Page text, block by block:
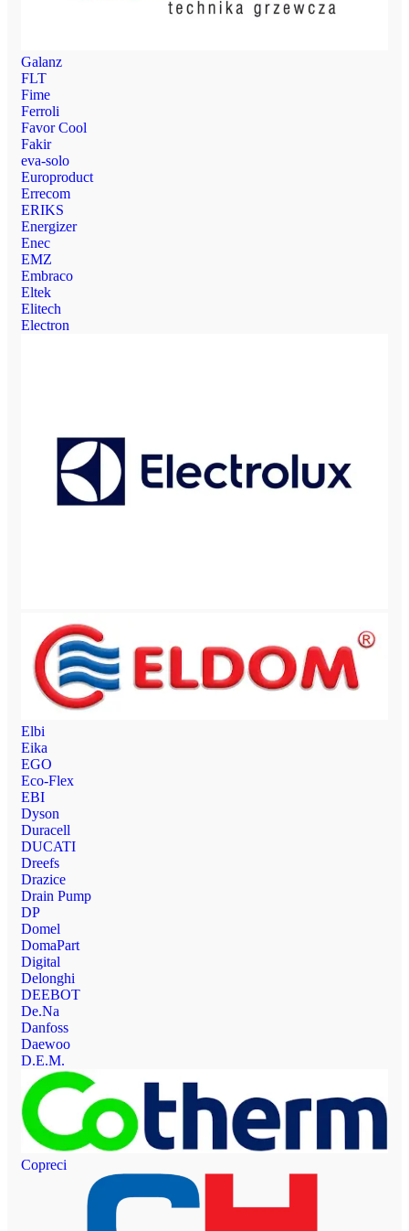
Galanz
FLT
Fime
Ferroli
Favor Cool
Fakir
eva-solo
Europroduct
Errecom
ERIKS
Energizer
Enec
EMZ
Embraco
Eltek
Elitech
Electron
Elbi
Eika
EGO
Eco-Flex
EBI
Dyson
Duracell
DUCATI
Dreefs
Drazice
Drain Pump
DP
Domel
DomaPart
Digital
Delonghi
DEEBOT
De.Na
Danfoss
Daewoo
D.E.M.
Copreci